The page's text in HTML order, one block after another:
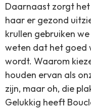
Daarnaast zorgt
haar er gezond
krullen gebruiken
weten dat het goed
wordt. Waarom
houden ervan als
zijn, maar oh, die
Gelukkig heeft